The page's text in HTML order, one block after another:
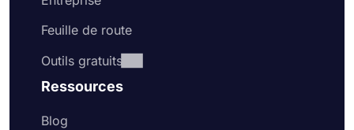
Feuille de route
Outils gratuits
Ressources
Blog